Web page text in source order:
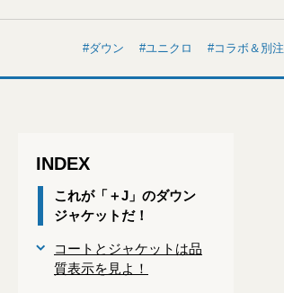
ダウン ユニクロ コラボ＆別注
INDEX
これが「＋J」のダウン
ジャケットだ！
コートとジャケットは品
質表示を見よ！